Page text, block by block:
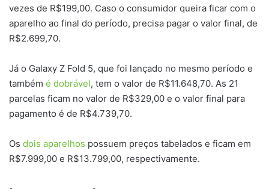
vezes de R$199,00. Caso o consumidor queira ficar com o
aparelho ao final do período, precisa pagar o valor final, de
R$2.699,70.
Já o Galaxy Z Fold 5, que foi lançado no mesmo período e
também é dobrável, tem o valor de R$11.648,70. As 21
parcelas ficam no valor de R$329,00 e o valor final para
pagamento é de R$4.739,70.
Os dois aparelhos possuem preços tabelados e ficam em
R$7.999,00 e R$13.799,00, respectivamente.